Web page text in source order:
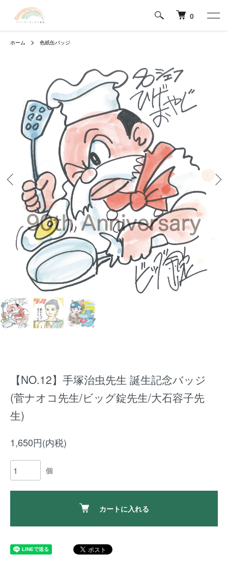
0
ホーム 色紙缶バッジ
【NO.12】手塚治虫先生 誕生記念バッジ
(菅ナオコ先生/ビッグ錠先生/大石容子先
生)
1,650円(内税)
個
カートに入れる